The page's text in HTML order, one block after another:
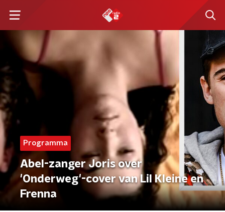
Programma
Abel-zanger Joris over
'Onderweg'-cover van Lil Kleine en
Frenna